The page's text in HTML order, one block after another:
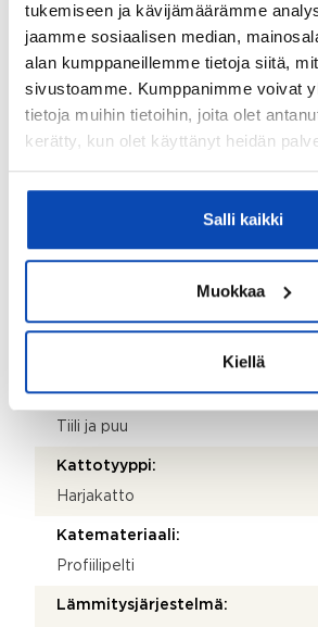
tukemiseen ja kävijämäärämme
jaamme sosiaalisen median,
alan kumppaneillemme tietoja siitä,
sivustoamme. Kumppanimme voivat
tietoja muihin tietoihin, joita olet
kerätty, kun olet käyttänyt heidän
Salli kaikki
Muokkaa
Kiellä
saatavana välittäjältä.
Kohde myydään kalustettuna:
Kiinteistö
Kiinteistötunnus:
Valmistumisvuosi:
Käyttöönottovuosi:
Rakennus- ja pintamateriaalit:
Tiili ja puu
Kattotyyppi:
Harjakatto
Katemateriaali:
Profiilipelti
Lämmitysjärjestelmä: